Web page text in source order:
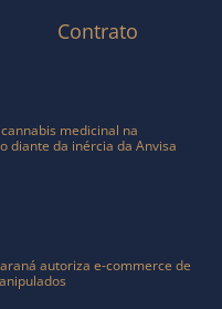
Contrato
medicinal na
diante da inércia da Anvisa
autoriza e-commerce de